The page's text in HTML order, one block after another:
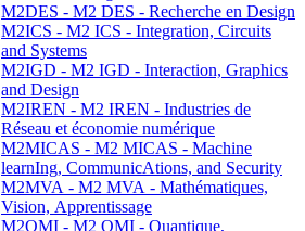
M2DES - M2 DES - Recherche en Design
M2ICS - M2 ICS - Integration, Circuits
and Systems
M2IGD - M2 IGD - Interaction, Graphics
and Design
M2IREN - M2 IREN - Industries de
Réseau et économie numérique
M2MICAS - M2 MICAS - Machine
learnIng, CommunicAtions, and Security
M2MVA - M2 MVA - Mathématiques,
Vision, Apprentissage
M2QMI - M2 QMI - Quantique,